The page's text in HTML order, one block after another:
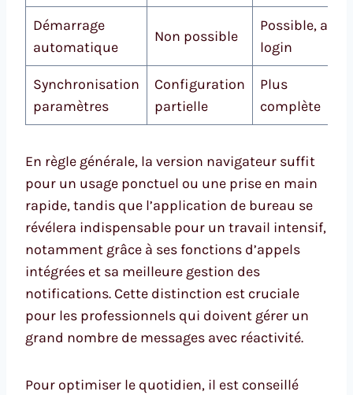
Démarrage
automatique
Non possible
Possible, au
login
Synchronisation
paramètres
Configuration
partielle
Plus
complète
En règle générale, la version navigateur suffit
pour un usage ponctuel ou une prise en main
rapide, tandis que l’application de bureau se
révélera indispensable pour un travail intensif,
notamment grâce à ses fonctions d’appels
intégrées et sa meilleure gestion des
notifications. Cette distinction est cruciale
pour les professionnels qui doivent gérer un
grand nombre de messages avec réactivité.
Pour optimiser le quotidien, il est conseillé